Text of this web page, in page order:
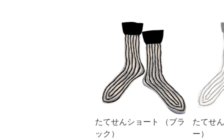
たてせんショート （ブラ
ック）
たてせ
ー）